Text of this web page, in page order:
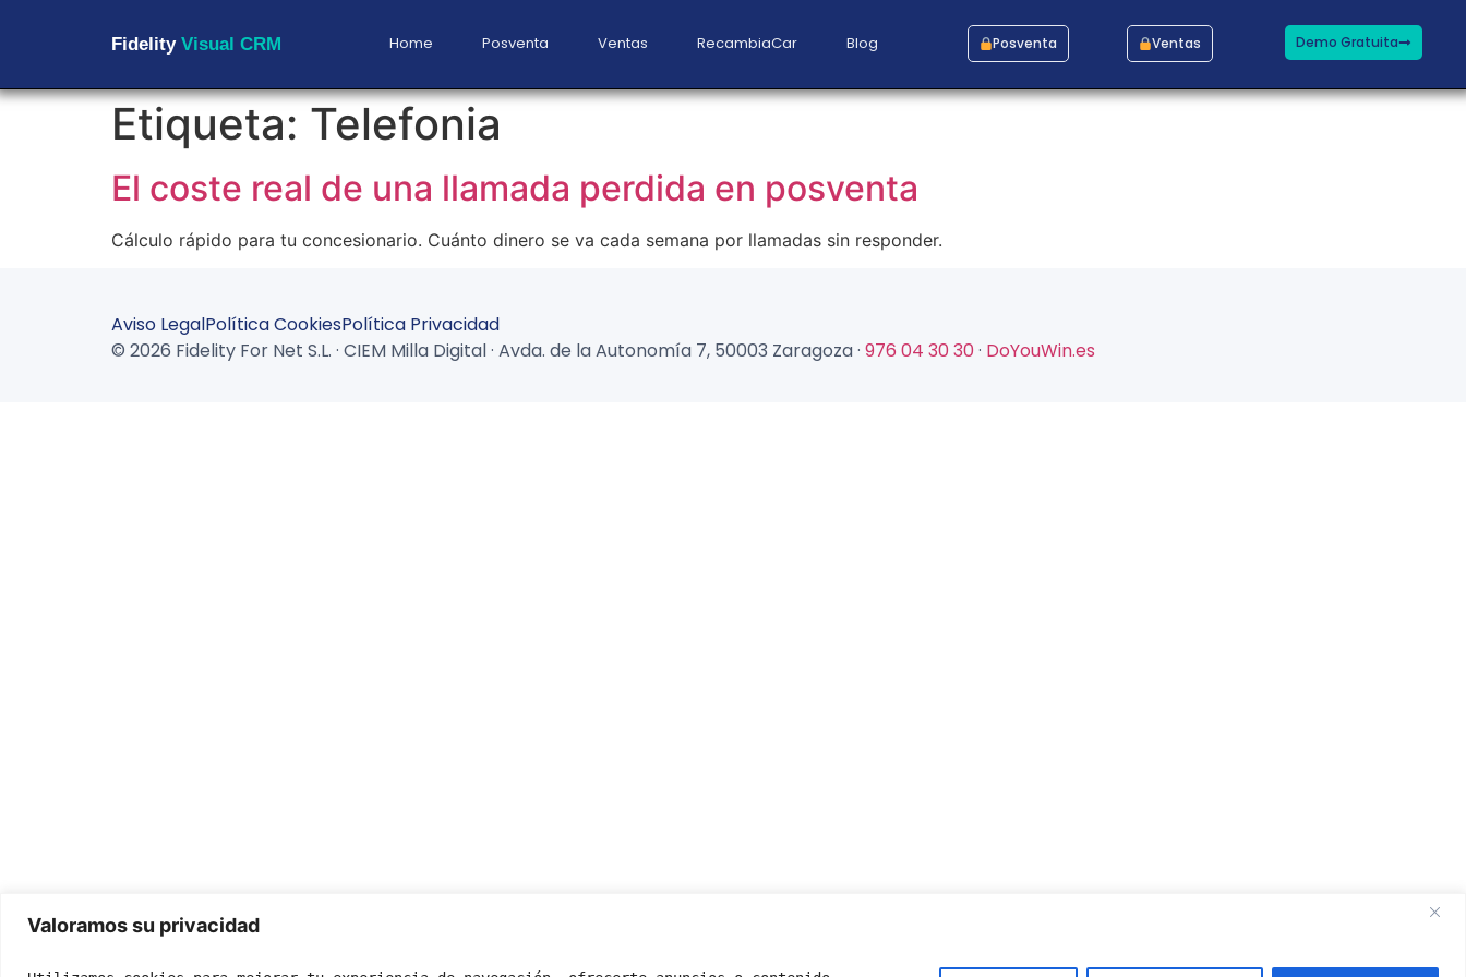
Valoramos su privacidad
FidelityVisual CRM Home Posventa Ventas RecambiaCar Blog Posventa Ventas Demo Gratuita
Etiqueta: Telefonia
El coste real de una llamada perdida en posventa
Cálculo rápido para tu concesionario. Cuánto dinero se va cada semana por llamadas sin responder.
Aviso LegalPolítica CookiesPolítica Privacidad
© 2026 Fidelity For Net S.L. · CIEM Milla Digital · Avda. de la Autonomía 7, 50003 Zaragoza · 976 04 30 30 · DoYouWin.es